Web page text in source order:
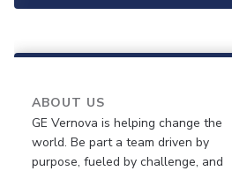
ABOUT US
GE Vernova is helping change the
world. Be part a team driven by
purpose, fueled by challenge, and